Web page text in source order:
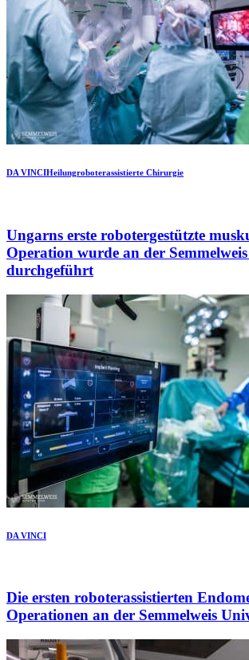
DA VINCIHeilungroboterassistierte Chirurgie
Ungarns erste robotergestützte
Operation wurde an der
durchgeführt
DA VINCI
Die ersten roboterassistierten
Operationen an der Semmelweis